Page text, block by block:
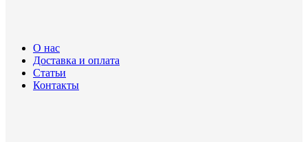
О нас
Доставка и оплата
Статьи
Контакты